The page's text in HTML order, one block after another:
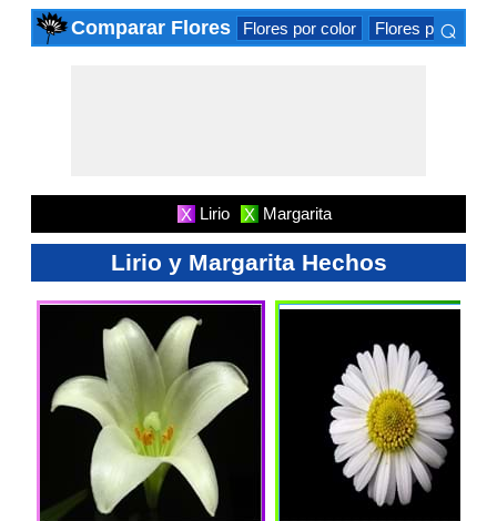
Comparar Flores Flores por color Flores para las
⌕
X Lirio X Margarita
Lirio y Margarita Hechos